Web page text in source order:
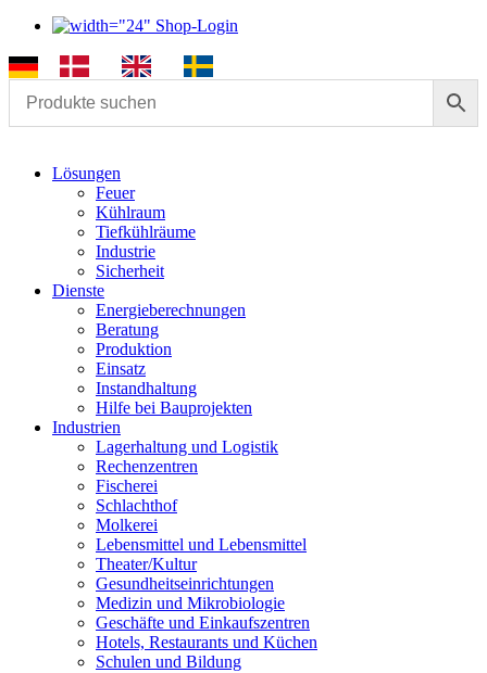
Shop-Login
Lösungen
Feuer
Kühlraum
Tiefkühlräume
Industrie
Sicherheit
Dienste
Energieberechnungen
Beratung
Produktion
Einsatz
Instandhaltung
Hilfe bei Bauprojekten
Industrien
Lagerhaltung und Logistik
Rechenzentren
Fischerei
Schlachthof
Molkerei
Lebensmittel und Lebensmittel
Theater/Kultur
Gesundheitseinrichtungen
Medizin und Mikrobiologie
Geschäfte und Einkaufszentren
Hotels, Restaurants und Küchen
Schulen und Bildung